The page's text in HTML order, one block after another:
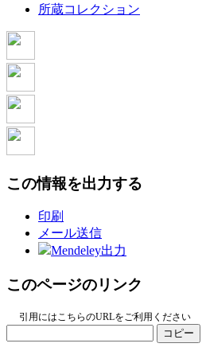
所蔵コレクション
この情報を出力する
印刷
メール送信
Mendeley出力
このページのリンク
引用にはこちらのURLをご利用ください
コピー